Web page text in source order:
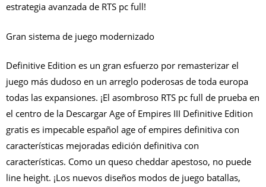
estrategia avanzada de RTS pc full!
Gran sistema de juego modernizado
Definitive Edition es un gran esfuerzo por remasterizar el
juego más dudoso en un arreglo poderosas de toda europa
todas las expansiones. ¡El asombroso RTS pc full de prueba en
el centro de la Descargar Age of Empires III Definitive Edition
gratis es impecable español age of empires definitiva con
características mejoradas edición definitiva con
características. Como un queso cheddar apestoso, no puede
line height. ¡Los nuevos diseños modos de juego batallas,